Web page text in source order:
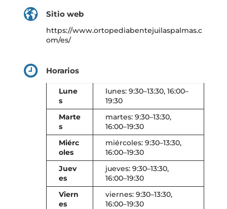
Sitio web
https://www.ortopediabentejuilaspalmas.c
om/es/
Horarios
Lune
s
lunes: 9:30–13:30, 16:00–
19:30
Marte
s
martes: 9:30–13:30,
16:00–19:30
Miérc
oles
miércoles: 9:30–13:30,
16:00–19:30
Juev
es
jueves: 9:30–13:30,
16:00–19:30
Viern
es
viernes: 9:30–13:30,
16:00–19:30